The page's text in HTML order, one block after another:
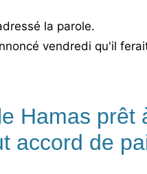
la parole.
vendredi qu'il
Hamas prêt
accord de